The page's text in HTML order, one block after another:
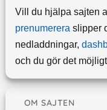
Vill du hjälpa sajten
prenumereraslipper
nedladdningar,
och du gör det
OM SAJTEN